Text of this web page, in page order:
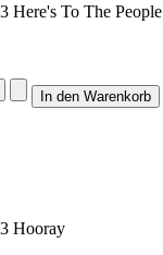
Here's To The People
Hooray